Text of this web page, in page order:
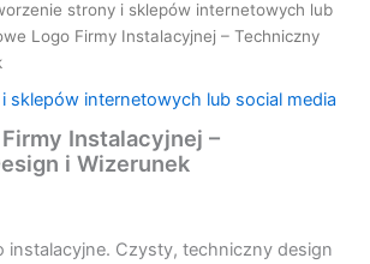
strony i sklepów internetowych lub
Logo Firmy Instalacyjnej – Techniczny
sklepów internetowych lub social media
Instalacyjnej –
i Wizerunek
instalacyjne. Czysty, techniczny design